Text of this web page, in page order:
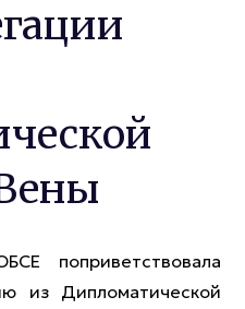
поприветствовала
из Дипломатической